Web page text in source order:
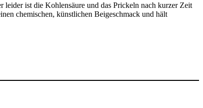
ist die Kohlensäure und das Prickeln nach kurzer Zeit
chemischen, künstlichen Beigeschmack und hält